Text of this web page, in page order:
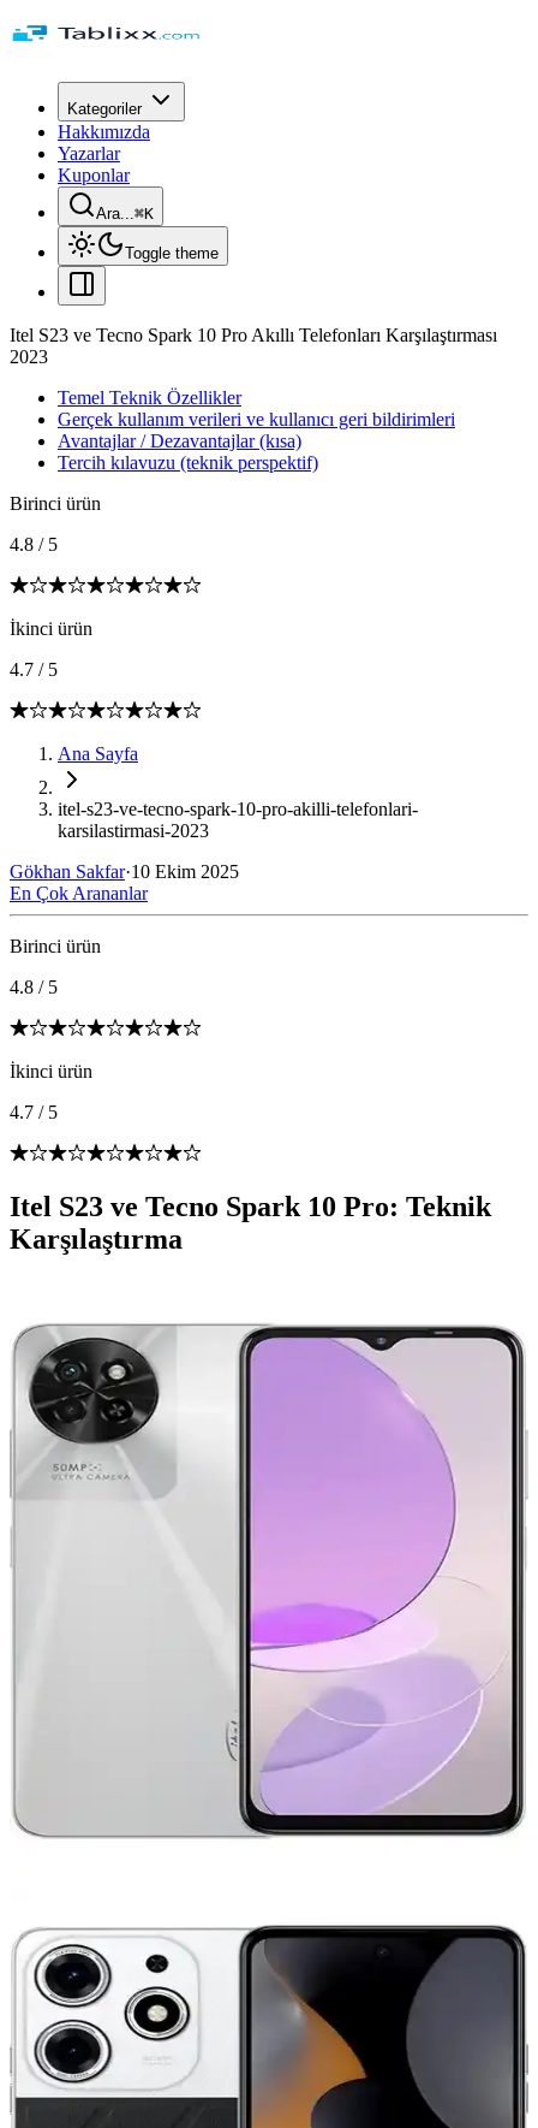
Kategoriler
Hakkımızda
Yazarlar
Kuponlar
Ara...⌘K
Toggle theme
Itel S23 ve Tecno Spark 10 Pro Akıllı Telefonları Karşılaştırması
2023
Temel Teknik Özellikler
Gerçek kullanım verileri ve kullanıcı geri bildirimleri
Avantajlar / Dezavantajlar (kısa)
Tercih kılavuzu (teknik perspektif)
Birinci ürün
4.8 / 5
İkinci ürün
4.7 / 5
Ana Sayfa
itel-s23-ve-tecno-spark-10-pro-akilli-telefonlari-
karsilastirmasi-2023
Gökhan Sakfar·10 Ekim 2025
En Çok Arananlar
Birinci ürün
4.8 / 5
İkinci ürün
4.7 / 5
Itel S23 ve Tecno Spark 10 Pro: Teknik
Karşılaştırma